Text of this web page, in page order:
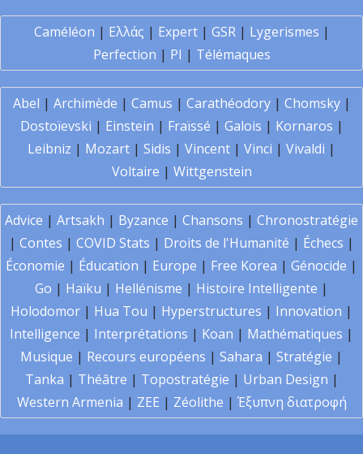
Caméléon | Ελλάς | Expert| GSR| Lygerismes |
Perfection | PI | Télémaques
Abel | Archimède | Camus | Carathéodory| Chomsky|
Dostoïevski | Einstein | Fraïssé | Galois | Kornaros |
Leibniz | Mozart | Sidis | Vincent | Vinci | Vivaldi |
Voltaire | Wittgenstein
Advice | Artsakh | Byzance | Chansons | Chronostratégie
| Contes | COVID Stats | Droits de l'Humanité | Échecs |
Économie | Éducation | Europe | Free Korea | Génocide |
Go | Haïku | Hellénisme | Histoire Intelligente |
Holodomor | Hua Tou | Hyperstructures | Innovation |
Intelligence | Interprétations | Koan | Mathématiques |
Musique | Recours européens | Sahara | Stratégie |
Tanka | Théâtre | Topostratégie | Urban Design |
Western Armenia | ZEE | Zéolithe | Έξυπνη διατροφή